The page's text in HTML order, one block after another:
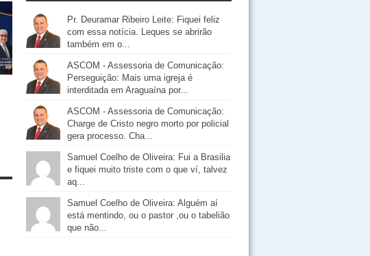
Pr. Deuramar Ribeiro Leite: Fiquei feliz
com essa notícia. Leques se abrirão
também em o...
ASCOM - Assessoria de Comunicação:
Perseguição: Mais uma igreja é
interditada em Araguaína por...
ASCOM - Assessoria de Comunicação:
Charge de Cristo negro morto por policial
gera processo. Cha...
Samuel Coelho de Oliveira: Fui a Brasilia
e fiquei muito triste com o que ví, talvez
aq...
Samuel Coelho de Oliveira: Alguém aí
está mentindo, ou o pastor ,ou o tabelião
que não...